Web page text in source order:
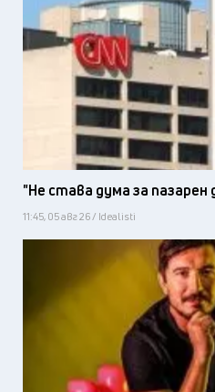
"Не става дума за пазарен
11:45, 05 авг 26 / Idealisti